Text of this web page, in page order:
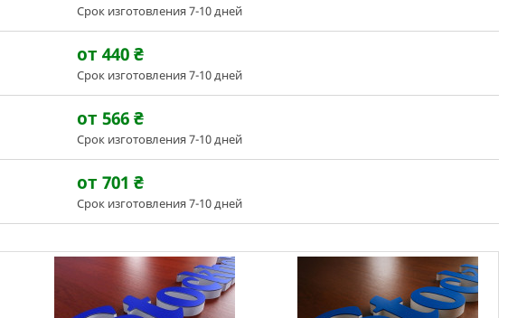
Срок изготовления 7-10 дней
от 440₴
Срок изготовления 7-10 дней
от 566₴
Срок изготовления 7-10 дней
от 701 ₴
Срок изготовления 7-10 дней